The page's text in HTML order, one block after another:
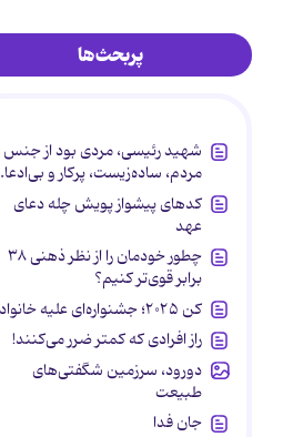
پربحث‌ها
شهید رئیسی، مردی بود از جنس
مردم، ساده‌زیست، پرکار و بی‌ادعا.
کدهای پیشواز پویش چله دعای
عهد
چطور خودمان را از نظر ذهنی ۳۸
برابر قوی‌تر کنیم؟
کن ۲۰۲۵؛ جشنواره‌ای علیه خانواده
راز افرادی که کمتر ضرر می‌کنند!
دورود، سرزمین شگفتی‌های
طبیعت
جان فدا